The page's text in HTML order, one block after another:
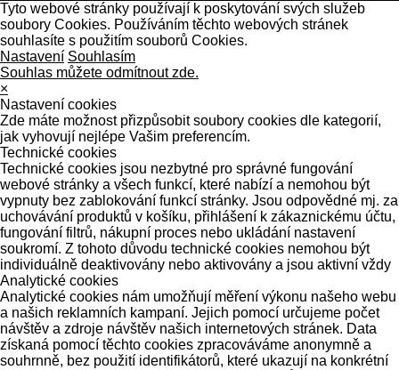
Tyto webové stránky používají k poskytování svých služeb
soubory Cookies. Používáním těchto webových stránek
souhlasíte s použitím souborů Cookies.
Nastavení Souhlasím
Souhlas můžete odmítnout zde.
×
Nastavení cookies
Zde máte možnost přizpůsobit soubory cookies dle kategorií,
jak vyhovují nejlépe Vašim preferencím.
Technické cookies
Technické cookies jsou nezbytné pro správné fungování
webové stránky a všech funkcí, které nabízí a nemohou být
vypnuty bez zablokování funkcí stránky. Jsou odpovědné mj. za
uchovávání produktů v košíku, přihlášení k zákaznickému účtu,
fungování filtrů, nákupní proces nebo ukládání nastavení
soukromí. Z tohoto důvodu technické cookies nemohou být
individuálně deaktivovány nebo aktivovány a jsou aktivní vždy
Analytické cookies
Analytické cookies nám umožňují měření výkonu našeho webu
a našich reklamních kampaní. Jejich pomocí určujeme počet
návštěv a zdroje návštěv našich internetových stránek. Data
získaná pomocí těchto cookies zpracováváme anonymně a
souhrnně, bez použití identifikátorů, které ukazují na konkrétní